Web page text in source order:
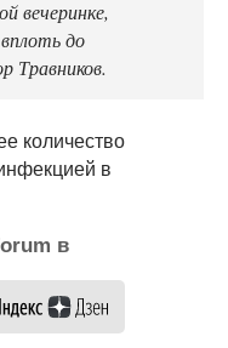
вечеринке,
до
Травников.
количество
в
в